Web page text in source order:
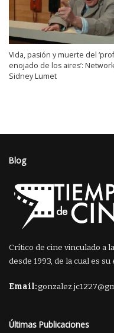
Vida, pasión y muerte del
enojado de los aires’:
Sidney Lumet
Blog
Crítico de cine vinculado a
desde 1993, de la cual es
Email:
Últimas Publicaciones